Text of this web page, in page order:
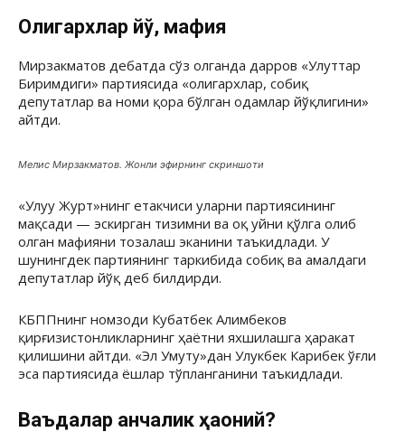
Олигархлар йўқ, мафия
Мирзакматов дебатда сўз олганда дарров «Улуттар
Биримдиги» партиясида «олигархлар, собиқ
депутатлар ва номи қора бўлган одамлар йўқлигини»
айтди.
Мелис Мирзакматов. Жонли эфирнинг скриншоти
«Улуу Журт»нинг етакчиси уларни партиясининг
мақсади — эскирган тизимни ва оқ уйни қўлга олиб
олган мафияни тозалаш эканини таъкидлади. У
шунингдек партиянинг таркибида собиқ ва амалдаги
депутатлар йўқ деб билдирди.
КБППнинг номзоди Кубатбек Алимбеков
қирғизистонликларнинг ҳаётни яхшилашга ҳаракат
қилишини айтди. «Эл Умуту»дан Улукбек Карибек ўғли
эса партиясида ёшлар тўпланганини таъкидлади.
Ваъдалар қанчалик ҳаққоний?